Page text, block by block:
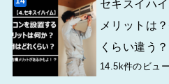
セキスイハ
メリットは
くらい違う
14.5k件のビュー